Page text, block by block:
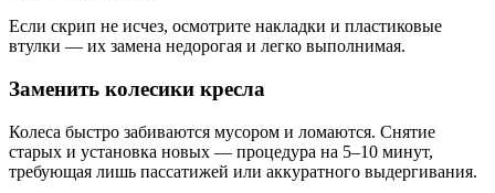
Если скрип не исчез, осмотрите накладки и пластиковые
втулки — их замена недорогая и легко выполнимая.
Заменить колесики кресла
Колеса быстро забиваются мусором и ломаются. Снятие
старых и установка новых — процедура на 5–10 минут,
требующая лишь пассатижей или аккуратного выдергивания.